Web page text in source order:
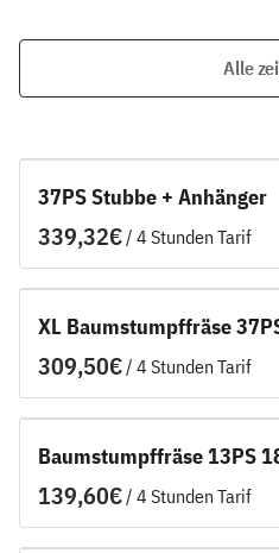
Alle
37PS Stubbe + Anhänger
/
XL Baumstumpffräse
/
Baumstumpffräse 13PS
/